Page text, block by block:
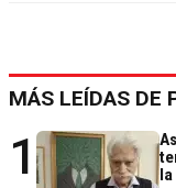
MÁS LEÍDAS DE
1